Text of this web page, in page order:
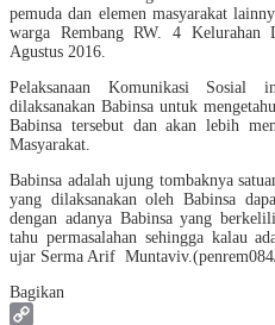
pemuda dan elemen masyarakat
warga Rembang RW. 4
Agustus 2016.
Pelaksanaan Komunikasi
dilaksanakan Babinsa untuk
Babinsa tersebut dan akan lebih
Masyarakat.
Babinsa adalah ujung tombaknya
yang dilaksanakan oleh Babinsa
dengan adanya Babinsa yang
tahu permasalahan sehingga kalau
ujar Serma Arif
Bagikan